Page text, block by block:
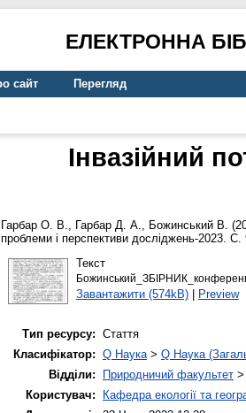
ЕЛЕКТРОННА
сайт Перегляд
Інвазійний
Гарбар О. В., Гарбар Д. А., Божинський В.
проблеми і перспективи досліджень-2023. С.
Текст
Завантажити (574kB)| Preview
Тип ресурсу: Стаття
Класифікатор: Q Наука> Q Наука
Відділи:
Природничий факультет >
Користувач:
Кафедра екології та